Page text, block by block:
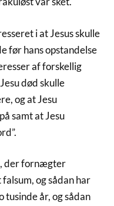
i at Jesus skulle
før hans opstandelse
af forskellig
død skulle
og at Jesu
samt at Jesu
der fornægter
og sådan har
år, og sådan